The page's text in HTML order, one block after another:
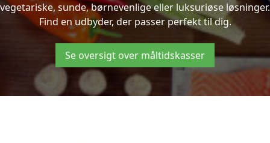
vegetariske, sunde, børnevenlige eller luksuriøse løsninger.
Find en udbyder, der passer perfekt til dig.
Se oversigt over måltidskasser